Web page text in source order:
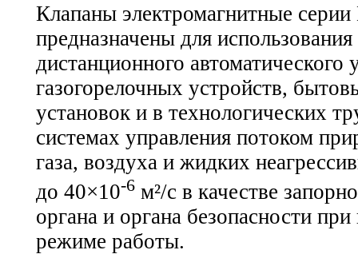
Клапаны электромагнитные
предназначены для
дистанционного автоматического
газогорелочных устройств,
установок и в технологических
системах управления потоком
газа, воздуха и жидких
до 40×10-6 м²/с в качестве
органа и органа безопасности
режиме работы.